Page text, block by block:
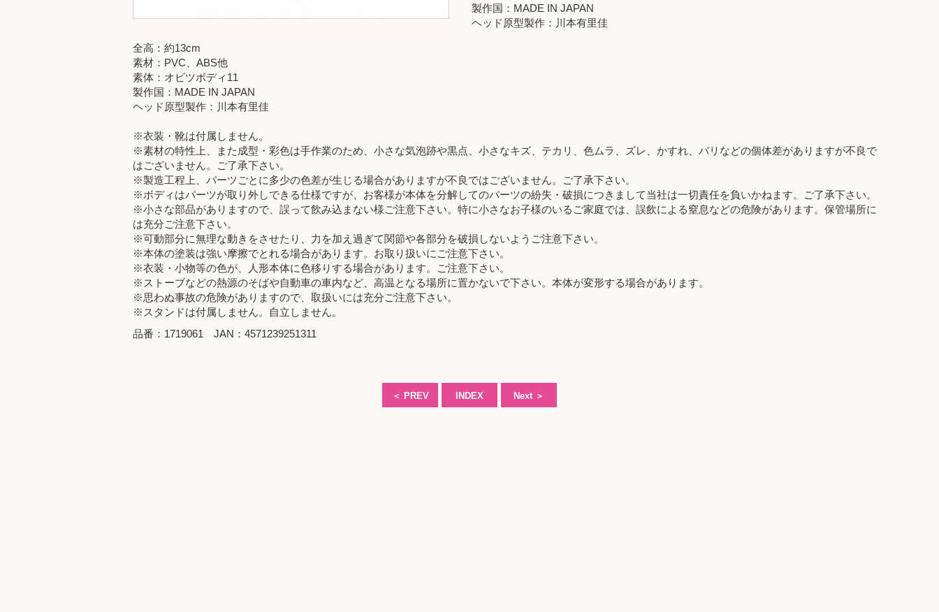
製作国：MADE IN JAPAN
ヘッド原型製作：川本有里佳
全高：約13cm
素材：PVC、ABS他
素体：オビツボディ11
製作国：MADE IN JAPAN
ヘッド原型製作：川本有里佳
※衣装・靴は付属しません。
※素材の特性上、また成型・彩色は手作業のため、小さな気泡跡や黒点、小さなキズ、テカリ、色ムラ、ズレ、かすれ、バリなどの個体差がありますが不良で
はございません。ご了承下さい。
※製造工程上、パーツごとに多少の色差が生じる場合がありますが不良ではございません。ご了承下さい。
※ボディはパーツが取り外しできる仕様ですが、お客様が本体を分解してのパーツの紛失・破損につきまして当社は一切責任を負いかねます。ご了承下さい。
※小さな部品がありますので、誤って飲み込まない様ご注意下さい。特に小さなお子様のいるご家庭では、誤飲による窒息などの危険があります。保管場所に
は充分ご注意下さい。
※可動部分に無理な動きをさせたり、力を加え過ぎて関節や各部分を破損しないようご注意下さい。
※本体の塗装は強い摩擦でとれる場合があります。お取り扱いにご注意下さい。
※衣装・小物等の色が、人形本体に色移りする場合があります。ご注意下さい。
※ストーブなどの熱源のそばや自動車の車内など、高温となる場所に置かないで下さい。本体が変形する場合があります。
※思わぬ事故の危険がありますので、取扱いには充分ご注意下さい。
※スタンドは付属しません。自立しません。
品番：1719061 JAN：4571239251311
＜ PREV INDEX Next ＞